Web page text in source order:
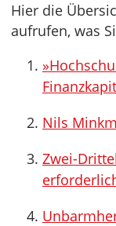
Hier die
aufrufen, was
Nils
Zwei-